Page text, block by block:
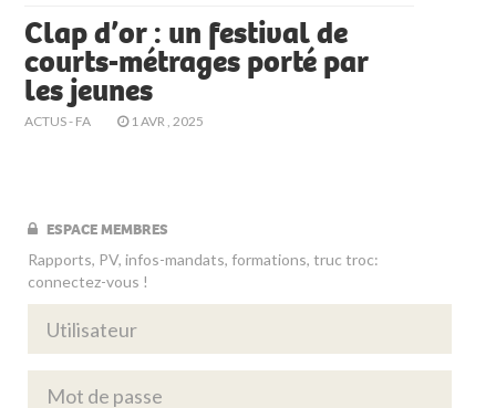
Clap d’or : un festival de
courts-métrages porté par
les jeunes
ACTUS - FA 1 AVR , 2025
ESPACE MEMBRES
Rapports, PV, infos-mandats, formations, truc troc:
connectez-vous !